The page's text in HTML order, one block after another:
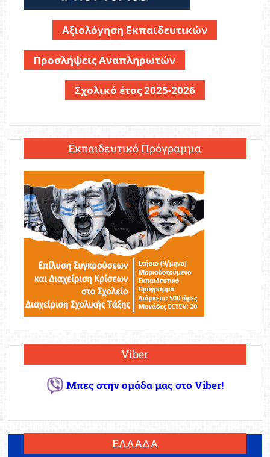
Αξιολόγηση Εκπαιδευτικών
Προσλήψεις Αναπληρωτών
Σχολικό έτος 2025-2026
Εκπαιδευτικό Πρόγραμμα
Viber
Μπες στην ομάδα μας στο Viber!
ΕΛΛΑΔΑ